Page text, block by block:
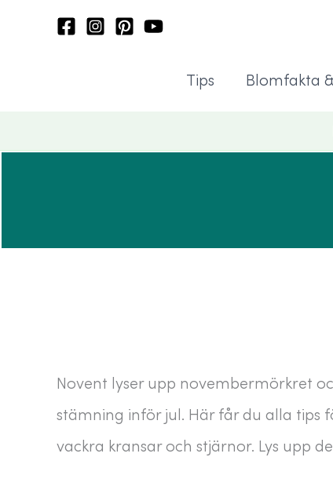
Tips Blomfakta
Novent lyser upp novembermörkret
stämning inför jul. Här får du alla tips
vackra kransar och stjärnor. Lys upp